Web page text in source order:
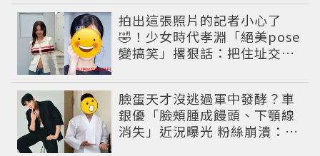
拍出這張照片的記者小心了
🤣！少女時代孝淵「絕美pose
變搞笑」撂狠話：把住址交出
臉蛋天才沒逃過軍中發酵？車
銀優「臉頰腫成饅頭、下顎線
消失」近況曝光 粉絲崩潰：空